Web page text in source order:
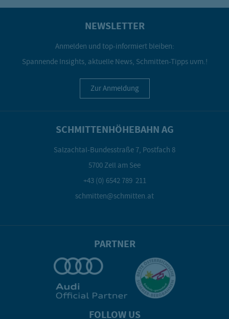
NEWSLETTER
Anmelden und top-informiert bleiben:
Spannende Insights, aktuelle News, Schmitten-Tipps uvm.!
Zur Anmeldung
SCHMITTENHÖHEBAHN AG
Salzachtal-Bundesstraße 7, Postfach 8
5700 Zell am See
+43 (0) 6542 789 211
schmitten@schmitten.at
PARTNER
FOLLOW US